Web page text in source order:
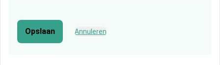
Opslaan Annuleren